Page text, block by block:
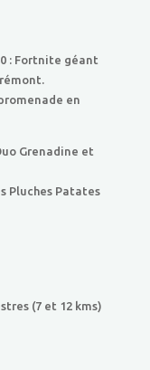
: Fortnite géant
en
Grenadine et
Pluches Patates
(7 et 12 kms)